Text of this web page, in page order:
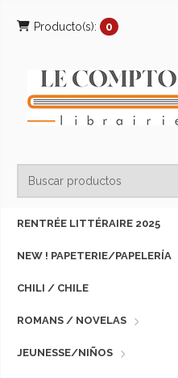
Producto(s): 0
RENTRÉE LITTÉRAIRE 2025
NEW ! PAPETERIE/PAPELERÍA
CHILI / CHILE
ROMANS / NOVELAS
JEUNESSE/NIÑOS